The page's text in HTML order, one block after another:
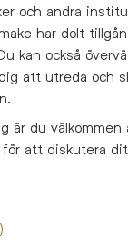
och andra
har dolt
kan också
att utreda och
är du välkommen
för att diskutera